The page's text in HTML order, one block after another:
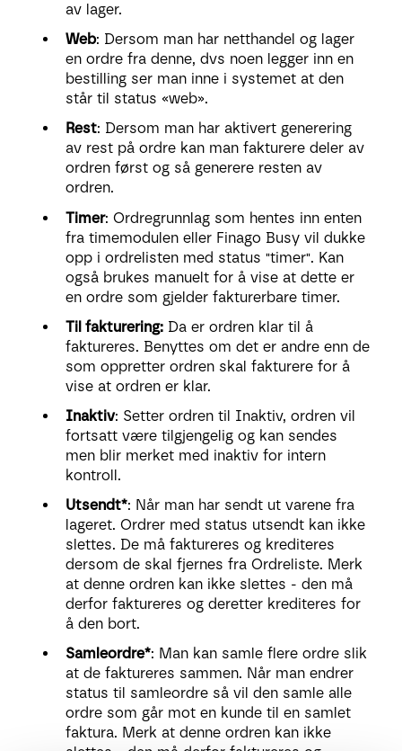
av lager.
Web: Dersom man har netthandel og lager
en ordre fra denne, dvs noen legger inn en
bestilling ser man inne i systemet at den
står til status «web».
Rest: Dersom man har aktivert generering
av rest på ordre kan man fakturere deler av
ordren først og så generere resten av
ordren.
Timer: Ordregrunnlag som hentes inn enten
fra timemodulen eller Finago Busy vil dukke
opp i ordrelisten med status "timer". Kan
også brukes manuelt for å vise at dette er
en ordre som gjelder fakturerbare timer.
Til fakturering: Da er ordren klar til å
faktureres. Benyttes om det er andre enn de
som oppretter ordren skal fakturere for å
vise at ordren er klar.
Inaktiv: Setter ordren til Inaktiv, ordren vil
fortsatt være tilgjengelig og kan sendes
men blir merket med inaktiv for intern
kontroll.
Utsendt*: Når man har sendt ut varene fra
lageret. Ordrer med status utsendt kan ikke
slettes. De må faktureres og krediteres
dersom de skal fjernes fra Ordreliste. Merk
at denne ordren kan ikke slettes - den må
derfor faktureres og deretter krediteres for
å den bort.
Samleordre*: Man kan samle flere ordre slik
at de faktureres sammen. Når man endrer
status til samleordre så vil den samle alle
ordre som går mot en kunde til en samlet
faktura. Merk at denne ordren kan ikke